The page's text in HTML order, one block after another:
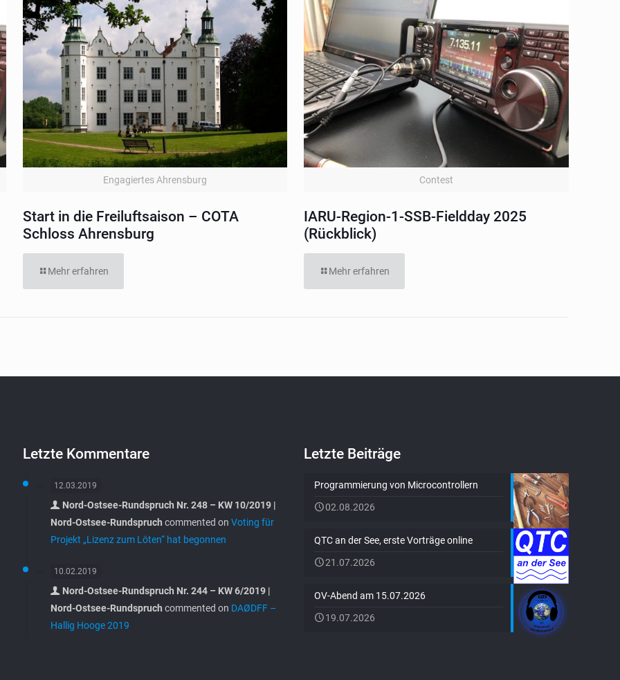
Engagiertes Ahrensburg
Start in die Freiluftsaison – COTA
Schloss Ahrensburg
Mehr erfahren
Contest
IARU-Region-1-SSB-Fieldday 2025
(Rückblick)
Mehr erfahren
Letzte Kommentare
12.03.2019
Nord-Ostsee-Rundspruch Nr. 248 – KW 10/2019 |
Nord-Ostsee-Rundspruch commented on Voting für
Projekt „Lizenz zum Löten“ hat begonnen
10.02.2019
Nord-Ostsee-Rundspruch Nr. 244 – KW 6/2019 |
Nord-Ostsee-Rundspruch commented on DAØDFF –
Hallig Hooge 2019
Letzte Beiträge
Programmierung von Microcontrollern
02.08.2026
QTC an der See, erste Vorträge online
21.07.2026
OV-Abend am 15.07.2026
19.07.2026